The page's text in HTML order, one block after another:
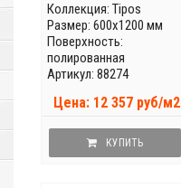
Коллекция: Tipos
Размер: 600x1200 мм
Поверхность:
полированная
Артикул: 88274
Цена: 12 357 руб/м2
КУПИТЬ